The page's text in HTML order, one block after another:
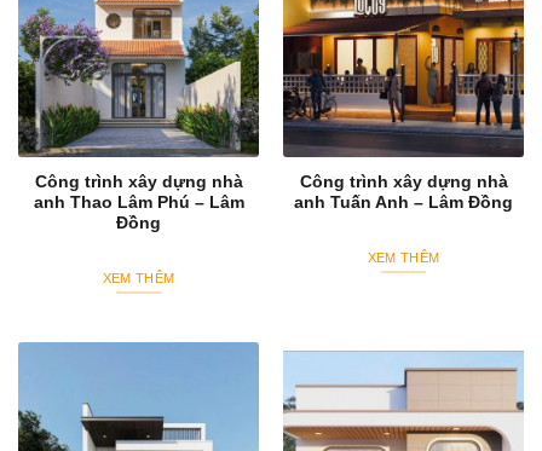
Công trình xây dựng nhà
anh Thao Lâm Phú – Lâm
Đồng
XEM THÊM
Công trình xây dựng nhà
anh Tuấn Anh – Lâm Đồng
XEM THÊM